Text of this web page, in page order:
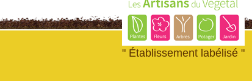
" Établissement labélisé "